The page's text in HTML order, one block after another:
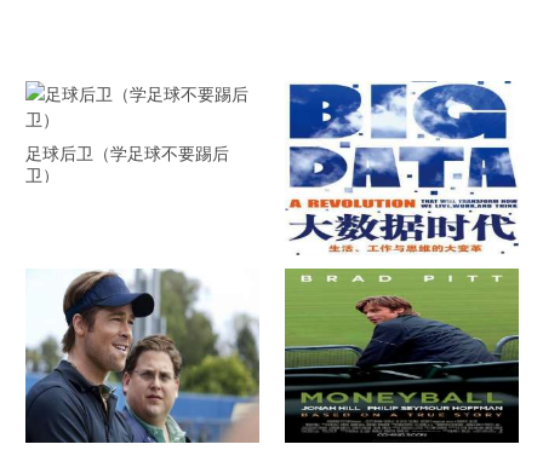
足球后卫（学足球不要踢后
卫）
《大数据时代》 PDF文档下载